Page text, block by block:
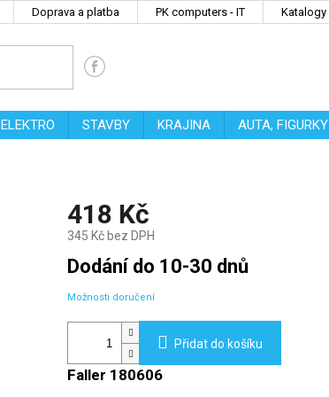
Doprava a platba PK computers - IT Katalogy
ELEKTRO STAVBY KRAJINA AUTA, FIGURKY
418 Kč
345 Kč bez DPH
Měrná
cena:
Dodání do 10-30 dnů
Možnosti doručení
Přidat do košíku
Faller 180606